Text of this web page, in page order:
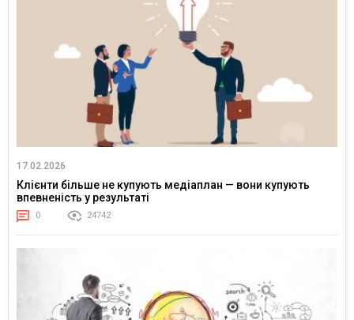
17.02.2026
Клієнти більше не купують медіаплан — вони купують
впевненість у результаті
0 24742